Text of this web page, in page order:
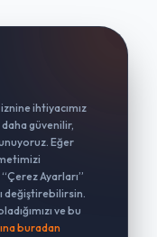
ihtiyacımız
daha güvenilir,
Eğer
Ayarları”
değiştirebilirsin.
ve bu
buradan